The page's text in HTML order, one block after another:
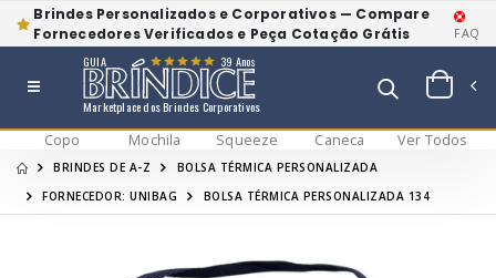
Brindes Personalizados e Corporativos — Compare
Fornecedores Verificados e Peça Cotação Grátis
FAQ
Marketplace dos Brindes Corporativos
GUIA 39 Anos
Copo Mochila Squeeze Caneca Ver Todos
BRINDES DE A-Z
BOLSA TÉRMICA PERSONALIZADA
FORNECEDOR: UNIBAG
BOLSA TÉRMICA PERSONALIZADA 134